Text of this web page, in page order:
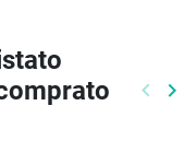
keyboard_arrow_left keyboard_arrow_right